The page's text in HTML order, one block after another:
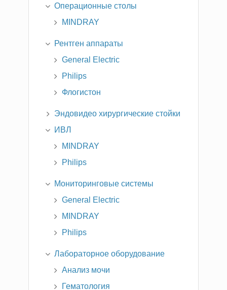
Операционные столы
MINDRAY
Рентген аппараты
General Electric
Philips
Флогистон
Эндовидео хирургические стойки
ИВЛ
MINDRAY
Philips
Мониторинговые системы
General Electric
MINDRAY
Philips
Лабораторное оборудование
Анализ мочи
Гематология